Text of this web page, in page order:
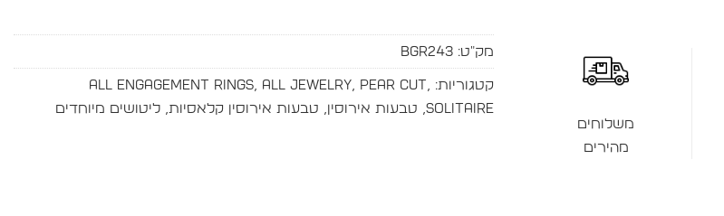
משלוחים
מהירים
מק"ט: BGR243
קטגוריות: All Engagement Rings All Jewelry Pear Cut
Solitaire
טבעות אירוסין טבעות אירוסין קלאסיות ליטושים מיוחדים